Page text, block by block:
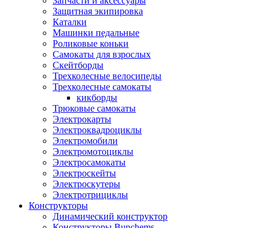
Защитная экипировка
Каталки
Машинки педальные
Роликовые коньки
Самокаты для взрослых
Скейтборды
Трехколесные велосипеды
Трехколесные самокаты
кикборды
Трюковые самокаты
Электрокарты
Электроквадроциклы
Электромобили
Электромотоциклы
Электросамокаты
Электроскейты
Электроскутеры
Электротрициклы
Конструкторы
Динамический конструктор